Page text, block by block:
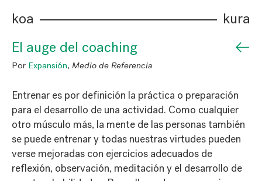
koa kura
El auge del coaching ←
Por Expansión, Medio de Referencia
Entrenar es por definición la práctica o preparación
para el desarrollo de una actividad. Como cualquier
otro músculo más, la mente de las personas también
se puede entrenar y todas nuestras virtudes pueden
verse mejoradas con ejercicios adecuados de
reflexión, observación, meditación y el desarrollo de